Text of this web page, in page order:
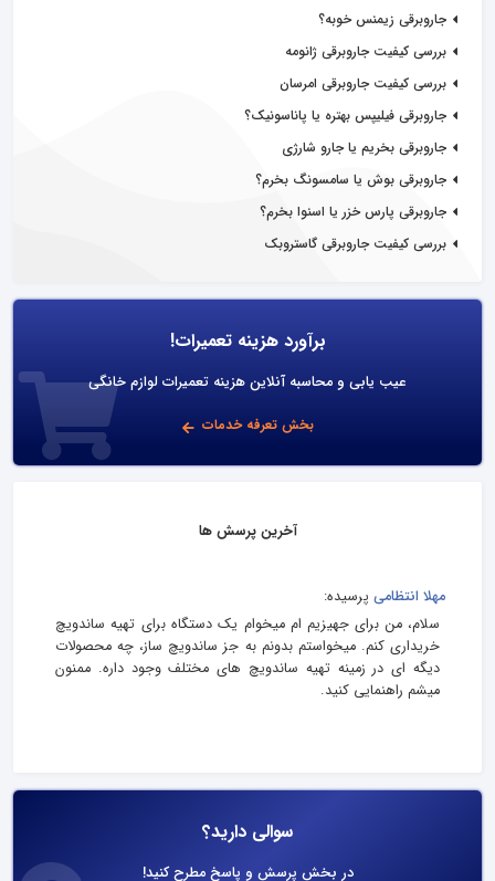
جاروبرقی زیمنس خوبه؟
بررسی کیفیت جاروبرقی ژانومه
بررسی کیفیت جاروبرقی امرسان
جاروبرقی فیلیپس بهتره یا پاناسونیک؟
جاروبرقی بخریم یا جارو شارژی
جاروبرقی بوش یا سامسونگ بخرم؟
جاروبرقی پارس خزر یا اسنوا بخرم؟
بررسی کیفیت جاروبرقی گاستروبک
برآورد هزینه تعمیرات!
عیب یابی و محاسبه آنلاین هزینه تعمیرات لوازم خانگی
بخش تعرفه خدمات
آخرین پرسش ها
مهلا انتظامی پرسیده:
سلام، من برای جهیزیم ام میخوام یک دستگاه برای تهیه ساندویچ
خریداری کنم. میخواستم بدونم به جز ساندویچ ساز، چه محصولات
دیگه ای در زمینه تهیه ساندویچ های مختلف وجود داره. ممنون
میشم راهنمایی کنید.
سوالی دارید؟
در بخش پرسش و پاسخ مطرح کنید!